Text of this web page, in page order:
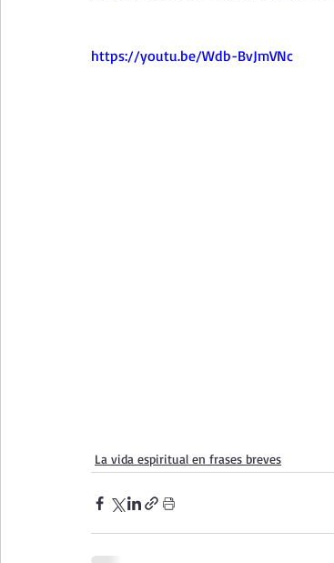
Vídeos de familia Evangelio Dominical. Año
https://youtu.be/Wdb-BvJmVNc
La vida espiritual en frases breves